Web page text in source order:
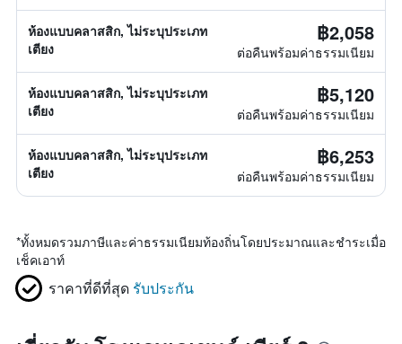
ห้องแบบคลาสสิก, ไม่ระบุประเภท
เตียง
฿2,058
ต่อคืนพร้อมค่าธรรมเนียม
ห้องแบบคลาสสิก, ไม่ระบุประเภท
เตียง
฿5,120
ต่อคืนพร้อมค่าธรรมเนียม
ห้องแบบคลาสสิก, ไม่ระบุประเภท
เตียง
฿6,253
ต่อคืนพร้อมค่าธรรมเนียม
*ทั้งหมดรวมภาษีและค่าธรรมเนียมท้องถิ่นโดยประมาณและชำระเมื่อ
เช็คเอาท์
ราคาที่ดีที่สุด รับประกัน